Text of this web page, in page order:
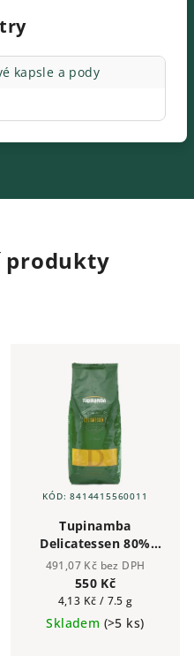
kapsle a pody
produkty
Tupinamba
Delicatessen 80%
Arabika 20% Robusta
- zrnková káva 1kg
491,07 Kč bez DPH
550 Kč
Měrná
cena:
4,13 Kč / 7.5 g
Skladem (>5 ks)
KÓD:8414415560011